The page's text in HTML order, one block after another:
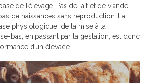
de l’élevage. Pas de lait et de viande
de naissances sans reproduction. La
physiologique, de la mise à la
bas, en passant par la gestation, est donc
d’un élevage.